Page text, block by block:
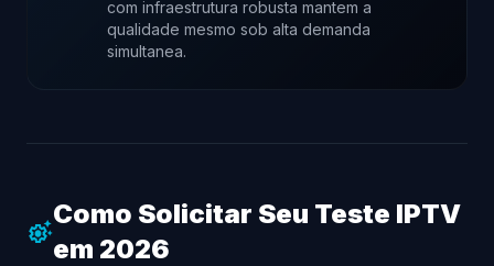
com infraestrutura robusta mantem a
qualidade mesmo sob alta demanda
simultanea.
settings_suggest
Como Solicitar Seu Teste IPTV
em 2026